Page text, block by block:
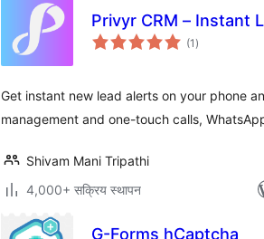
Privyr CRM – Instant
(1 कुल
दर)
Get instant new lead alerts on your phone
management and one-touch calls,
Shivam Mani Tripathi
4,000+ सक्रिय स्थापन
G-Forms hCaptcha